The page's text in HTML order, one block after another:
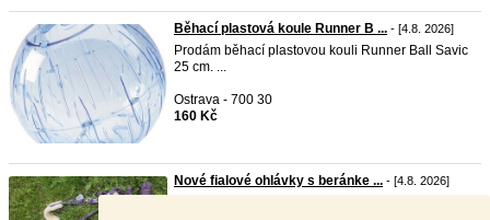
Běhací plastová koule Runner B ... - [4.8. 2026]
Prodám běhací plastovou kouli Runner Ball Savic
25 cm. ...
Ostrava - 700 30
160 Kč
Nové fialové ohlávky s beránke ... - [4.8. 2026]